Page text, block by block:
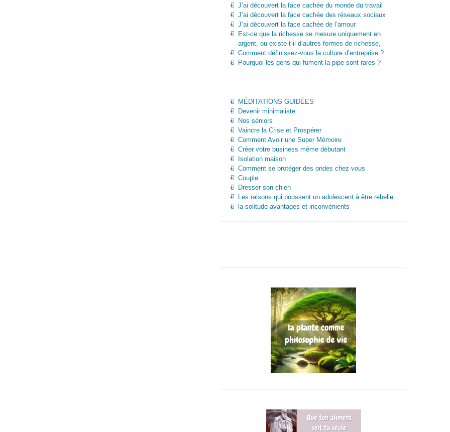
J’ai découvert la face cachée du monde du travail
J’ai découvert la face cachée des réseaux sociaux
J’ai découvert la face cachée de l’amour
Est-ce que la richesse se mesure uniquement en
argent, ou existe-t-il d’autres formes de richesse,
Comment définissez-vous la culture d’entreprise ?
Pourquoi les gens qui fument la pipe sont rares ?
MÉDITATIONS GUIDÉES
Devenir minimaliste
Nos séniors
Vaincre la Crise et Prospérer
Comment Avoir une Super Mémoire
Créer votre business même débutant
Isolation maison
Comment se protéger des ondes chez vous
Couple
Dresser son chien
Les raisons qui poussent un adolescent à être rebelle
la solitude avantages et inconvénients